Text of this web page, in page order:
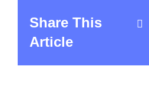
Share This
Article